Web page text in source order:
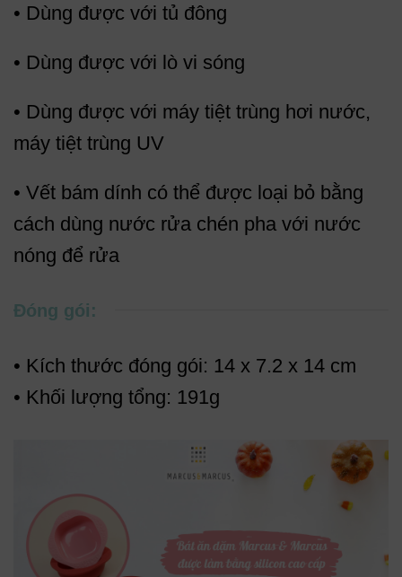
• Dùng được với tủ đông
• Dùng được với lò vi sóng
• Dùng được với máy tiệt trùng hơi nước,
máy tiệt trùng UV
• Vết bám dính có thể được loại bỏ bằng
cách dùng nước rửa chén pha với nước
nóng để rửa
Đóng gói:
• Kích thước đóng gói: 14 x 7.2 x 14 cm
• Khối lượng tổng: 191g